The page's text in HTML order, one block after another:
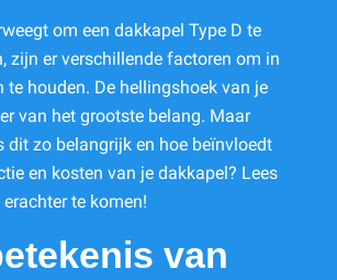
om een dakkapel Type D te
zijn er verschillende factoren om in
te houden. De hellingshoek van je
van het grootste belang. Maar
dit zo belangrijk en hoe beïnvloedt
en kosten van je dakkapel? Lees
te komen!
van